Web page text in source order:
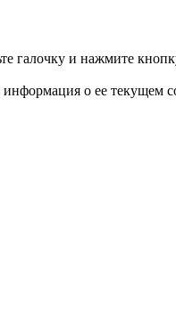
галочку и нажмите
информация о ее текущем